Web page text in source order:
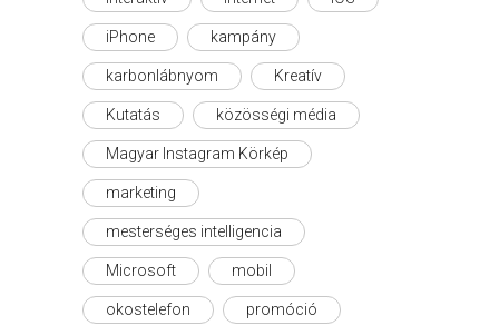
iPhone kampány
karbonlábnyom Kreatív
Kutatás közösségi média
Magyar Instagram Körkép
marketing
mesterséges intelligencia
Microsoft mobil
okostelefon promóció